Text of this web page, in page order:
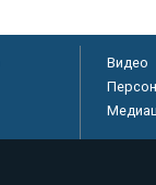
Видео